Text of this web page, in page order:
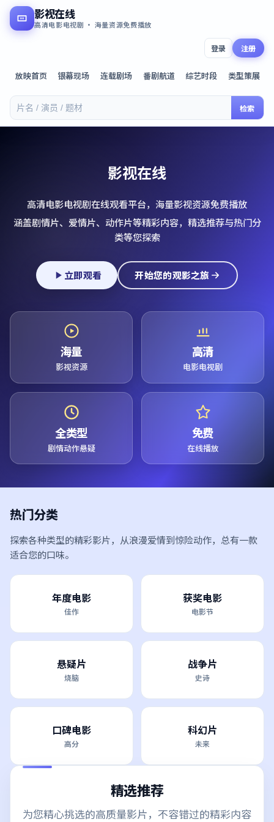
影视在线
高清电影电视剧 · 海量资源免费播放
放映首页 银幕现场 连载剧场 番剧航道 综艺时段 类型策展
检索
登录 注册
影视在线
高清电影电视剧在线观看平台，海量影视资源免费播放
涵盖剧情片、爱情片、动作片等精彩内容，精选推荐与热门分
类等您探索
立即观看 开始您的观影之旅
海量
影视资源
高清
电影电视剧
全类型
剧情动作悬疑
免费
在线播放
热门分类
探索各种类型的精彩影片，从浪漫爱情到惊险动作，总有一款
适合您的口味。
年度电影
佳作
获奖电影
电影节
悬疑片
烧脑
战争片
史诗
口碑电影
高分
科幻片
未来
精选推荐
为您精心挑选的高质量影片，不容错过的精彩内容